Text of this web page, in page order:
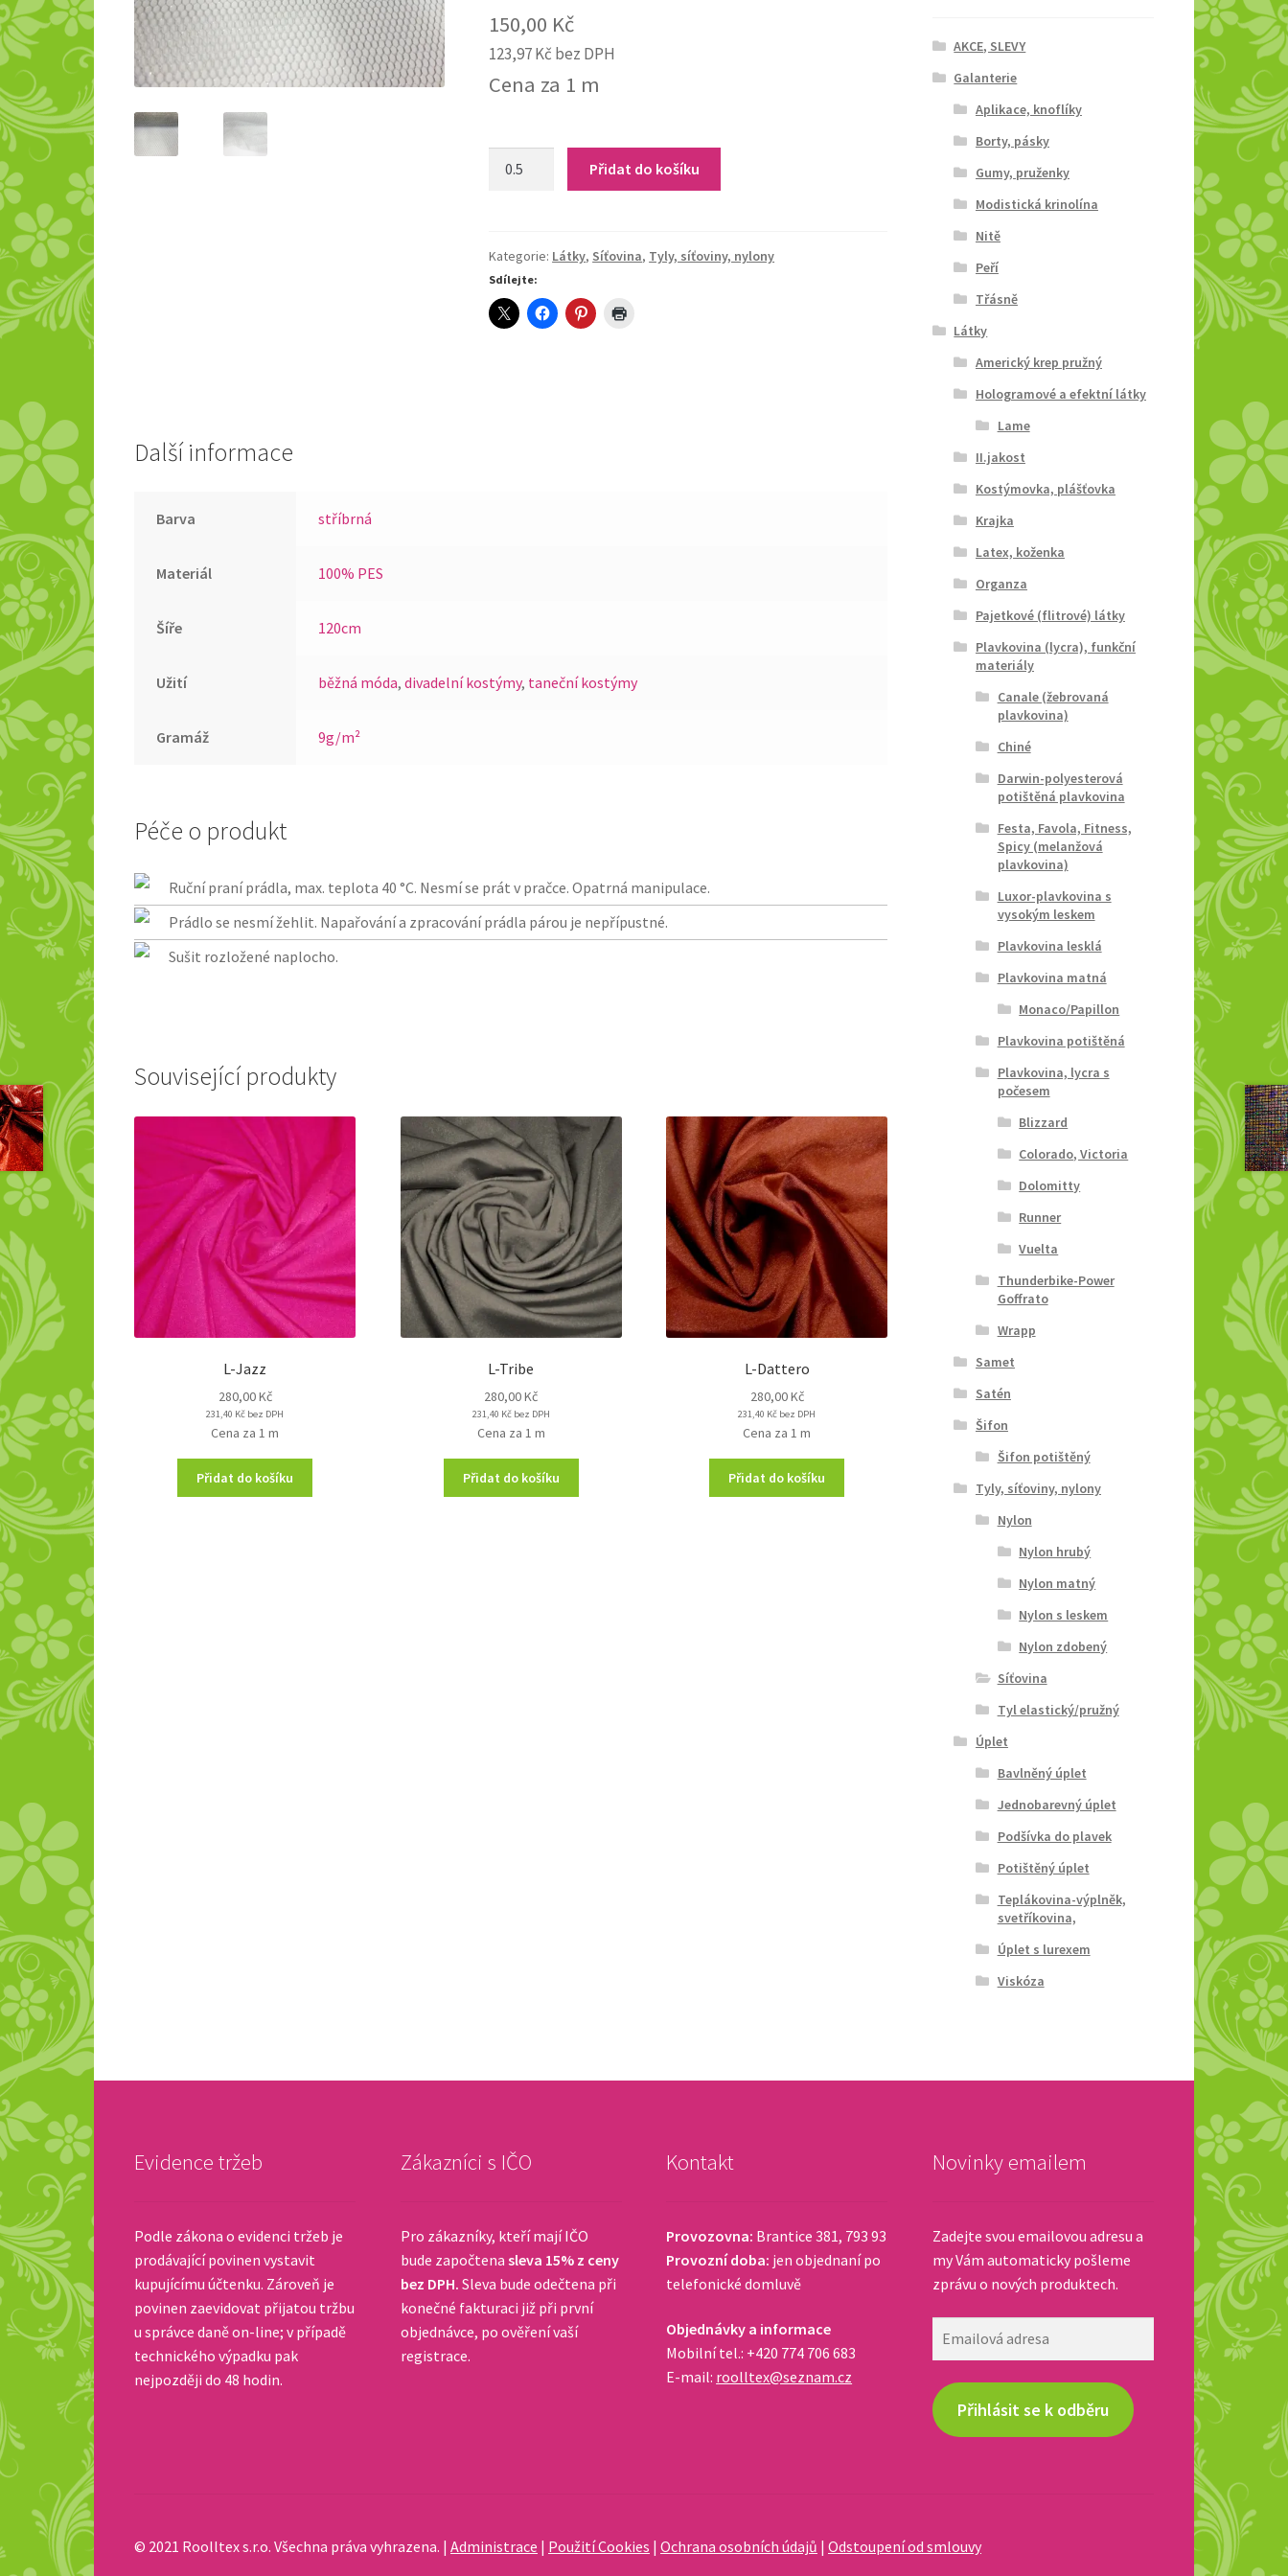
150,00 Kč
123,97Kč bez DPH
Cena za 1 m
(stříbrná)
quantity
Přidat do košíku
Kategorie: Látky, Síťovina, Tyly, síťoviny, nylony
Sdílejte:
Další informace
Barva stříbrná
Materiál 100% PES
Šíře 120cm
Užití běžná móda, divadelní kostýmy, taneční kostýmy
Gramáž 9g/m²
Péče o produkt
Ruční praní prádla, max. teplota 40 °C. Nesmí se prát v pračce. Opatrná manipulace.
Prádlo se nesmí žehlit. Napařování a zpracování prádla párou je nepřípustné.
Sušit rozložené naplocho.
Související produkty
L-Jazz
280,00Kč
231,40 Kč bez DPH
Cena za 1 m
Přidat do košíku
L-Tribe
280,00Kč
231,40 Kčbez DPH
Cena za 1 m
Přidat do košíku
L-Dattero
280,00Kč
231,40 Kč bez DPH
Cena za 1 m
Přidat do košíku
AKCE, SLEVY
Galanterie
Aplikace, knoflíky
Borty, pásky
Gumy, pruženky
Modistická krinolína
Nitě
Peří
Třásně
Látky
Americký krep pružný
Hologramové a efektní látky
Lame
II.jakost
Kostýmovka, plášťovka
Krajka
Latex, koženka
Organza
Pajetkové (flitrové) látky
Plavkovina (lycra), funkční
materiály
Canale (žebrovaná
plavkovina)
Chiné
Darwin-polyesterová
potištěná plavkovina
Festa, Favola, Fitness,
Spicy (melanžová
plavkovina)
Luxor-plavkovina s
vysokým leskem
Plavkovina lesklá
Plavkovina matná
Monaco/Papillon
Plavkovina potištěná
Plavkovina, lycra s
počesem
Blizzard
Colorado, Victoria
Dolomitty
Runner
Vuelta
Thunderbike-Power
Goffrato
Wrapp
Samet
Satén
Šifon
Šifon potištěný
Tyly, síťoviny, nylony
Nylon
Nylon hrubý
Nylon matný
Nylon s leskem
Nylon zdobený
Síťovina
Tyl elastický/pružný
Úplet
Bavlněný úplet
Jednobarevný úplet
Podšívka do plavek
Potištěný úplet
Teplákovina-výplněk,
svetříkovina,
Úplet s lurexem
Viskóza
Evidence tržeb
Podle zákona o evidenci tržeb je
prodávající povinen vystavit
kupujícímu účtenku. Zároveň je
povinen zaevidovat přijatou tržbu
u správce daně on-line; v případě
technického výpadku pak
nejpozději do 48 hodin.
Zákazníci s IČO
Pro zákazníky, kteří mají IČO
bude započtena sleva 15% z ceny
bez DPH. Sleva bude odečtena při
konečné fakturaci již při první
objednávce, po ověření vaší
registrace.
Kontakt
Provozovna: Brantice 381, 793 93
Provozní doba: jen objednaní po
telefonické domluvě
Objednávky a informace
Mobilní tel.: +420 774 706 683
E-mail: roolltex@seznam.cz
Novinky emailem
Zadejte svou emailovou adresu a
my Vám automaticky pošleme
zprávu o nových produktech.
Přihlásit se k odběru
© 2021 Roolltex s.r.o. Všechna práva vyhrazena. |Administrace | Použití Cookies |Ochrana osobních údajů |Odstoupení od smlouvy